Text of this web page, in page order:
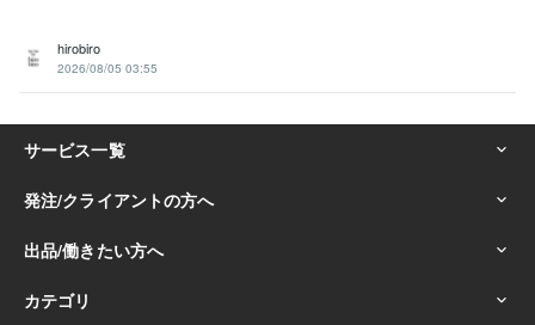
hirobiro
2026/08/05 03:55